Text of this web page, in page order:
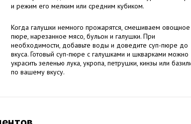
и режим его мелким или средним кубиком.
Когда галушки немного прожарятся, смешиваем овощное
пюре, нарезанное мясо, бульон и галушки. При
необходимости, добавьте воды и доведите суп-пюре до
вкуса. Готовый суп-пюре с галушками и шкварками можно
украсить зеленью лука, укропа, петрушки, кинзы или
по вашему вкусу.